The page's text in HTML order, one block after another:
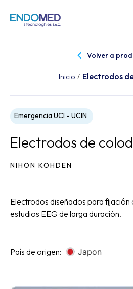
Volver a
Inicio / Electrodos
Emergencia UCI - UCIN
Electrodos de
NIHON KOHDEN
Electrodos diseñados para fijación
estudios EEG de larga duración.
País de origen: Japon